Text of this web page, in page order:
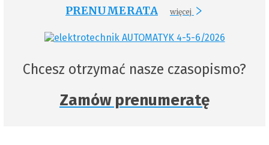
PRENUMERATA więcej
Chcesz otrzymać nasze czasopismo?
Zamów prenumeratę